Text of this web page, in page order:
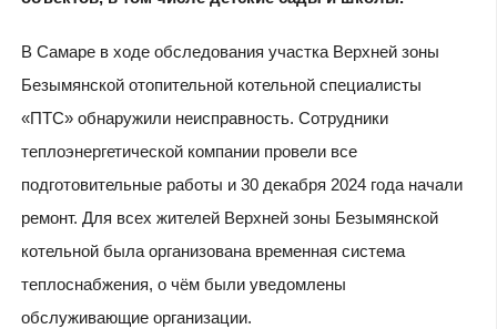
В Самаре в ходе обследования участка Верхней зоны
Безымянской отопительной котельной специалисты
«ПТС» обнаружили неисправность. Сотрудники
теплоэнергетической компании провели все
подготовительные работы и 30 декабря 2024 года начали
ремонт. Для всех жителей Верхней зоны Безымянской
котельной была организована временная система
теплоснабжения, о чём были уведомлены
обслуживающие организации.